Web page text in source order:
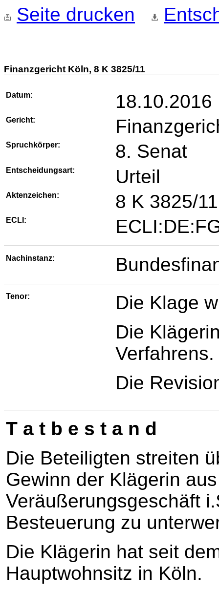
Seite drucken
Finanzgericht Köln, 8 K 3825/11
Datum: 18.10.2016
Gericht:
Spruchkörper: 8. Senat
Entscheidungsart: Urteil
Aktenzeichen: 8 K 3825/11
ECLI:
Nachinstanz:
Tenor:
Die Klage
Die
Verfahrens.
Die
T a t b e s t a n d
Die Beteiligten streiten
Gewinn der Klägerin
Veräußerungsgeschäft
Besteuerung zu
Die Klägerin hat seit
Hauptwohnsitz in Köln.